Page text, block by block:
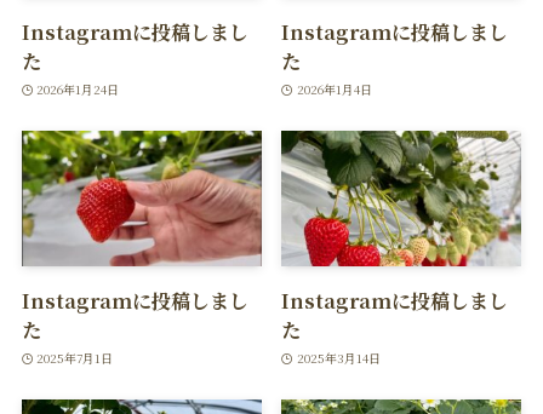
Instagramに投稿しまし
た
2026年1月24日
Instagramに投稿しまし
た
2026年1月4日
Instagramに投稿しまし
た
2025年7月1日
Instagramに投稿しまし
た
2025年3月14日